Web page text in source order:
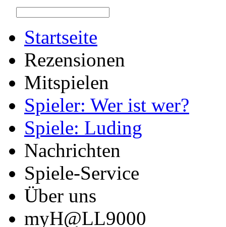
Startseite
Rezensionen
Mitspielen
Spieler: Wer ist wer?
Spiele: Luding
Nachrichten
Spiele-Service
Über uns
myH@LL9000